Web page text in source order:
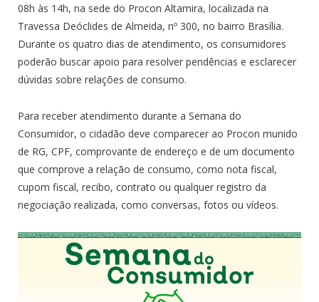
08h às 14h, na sede do Procon Altamira, localizada na
Travessa Deóclides de Almeida, nº 300, no bairro Brasília.
Durante os quatro dias de atendimento, os consumidores
poderão buscar apoio para resolver pendências e esclarecer
dúvidas sobre relações de consumo.
Para receber atendimento durante a Semana do
Consumidor, o cidadão deve comparecer ao Procon munido
de RG, CPF, comprovante de endereço e de um documento
que comprove a relação de consumo, como nota fiscal,
cupom fiscal, recibo, contrato ou qualquer registro da
negociação realizada, como conversas, fotos ou vídeos.